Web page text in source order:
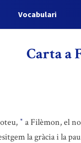
Vocabulari
Carta a
* a Filèmon, el
la gràcia i la